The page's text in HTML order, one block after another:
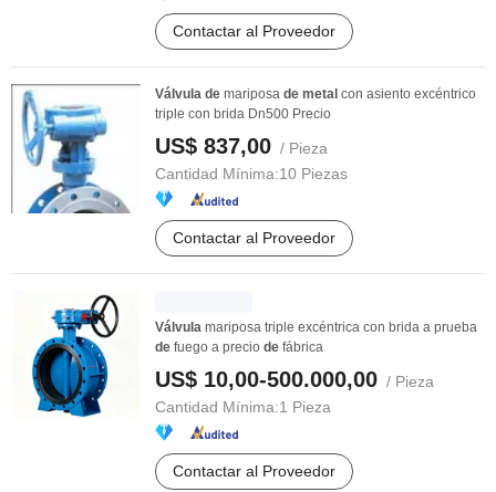
Contactar al Proveedor
Válvula de mariposa de metal con asiento excéntrico
triple con brida Dn500 Precio
US$ 837,00 / Pieza
Cantidad Mínima:10 Piezas
Contactar al Proveedor
Válvula mariposa triple excéntrica con brida a prueba
de fuego a precio de fábrica
US$ 10,00-500.000,00 / Pieza
Cantidad Mínima:1 Pieza
Contactar al Proveedor